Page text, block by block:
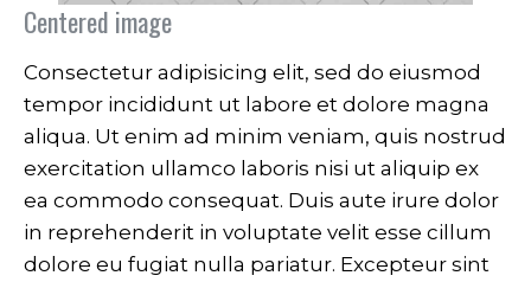
Centered image
Consectetur adipisicing elit, sed do eiusmod
tempor incididunt ut labore et dolore magna
aliqua. Ut enim ad minim veniam, quis nostrud
exercitation ullamco laboris nisi ut aliquip ex
ea commodo consequat. Duis aute irure dolor
in reprehenderit in voluptate velit esse cillum
dolore eu fugiat nulla pariatur. Excepteur sint